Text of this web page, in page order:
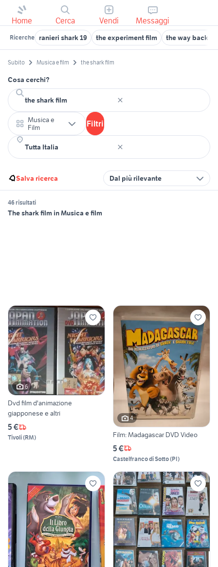
Home Cerca Vendi Messaggi
Ricerche ranieri shark 19 the experiment film the way back
Subito Musica e film the shark film
Cosa cerchi?
Musica e
Film
Filtri
Salva ricerca Dal più rilevante
46 risultati
The shark film in Musica e film
6
Dvd film d'animazione
giapponese e altri
5 €
Tivoli(RM)
4
Film: Madagascar DVD Video
5 €
Castelfranco di Sotto(PI)